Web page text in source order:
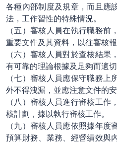
各種內部制度及規章，而且應
法，工作習性的特殊情況。
（五）審核人員在執行職務前
重要文件及其資料，以往審核報
（六）審核人員對於查核結
有可靠的理論根據及足夠而適切
（七）審核人員應保守職務
外不得洩漏，並應注意文件的安
（八）審核人員進行審核工
核計劃，據以執行審核工作。
（九）審核人員應依照據年
預算財務、業務、經營績效與